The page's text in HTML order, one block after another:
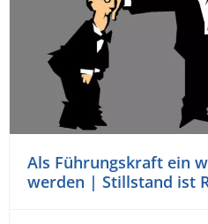
Als Führungskraft ein
werden | Stillstand ist